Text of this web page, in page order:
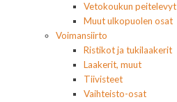
Vetokoukun peitelevyt
Muut ulkopuolen osat
Voimansiirto
Ristikot ja tukilaakerit
Laakerit, muut
Tiivisteet
Vaihteisto-osat